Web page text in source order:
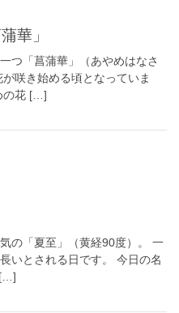
華」
つ「菖蒲華」（あやめはなさ
咲き始める頃となっていま
の花 […]
の「夏至」（黄経90度）。 一
いとされる日です。 今日の名
[…]